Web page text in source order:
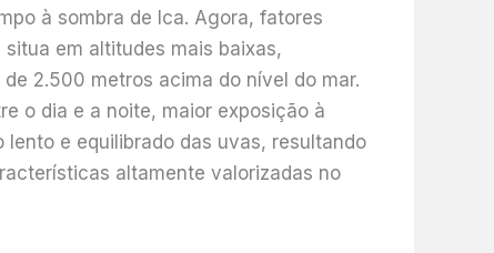
à sombra de Ica. Agora, fatores
em altitudes mais baixas,
2.500 metros acima do nível do mar.
o dia e a noite, maior exposição à
e equilibrado das uvas, resultando
altamente valorizadas no